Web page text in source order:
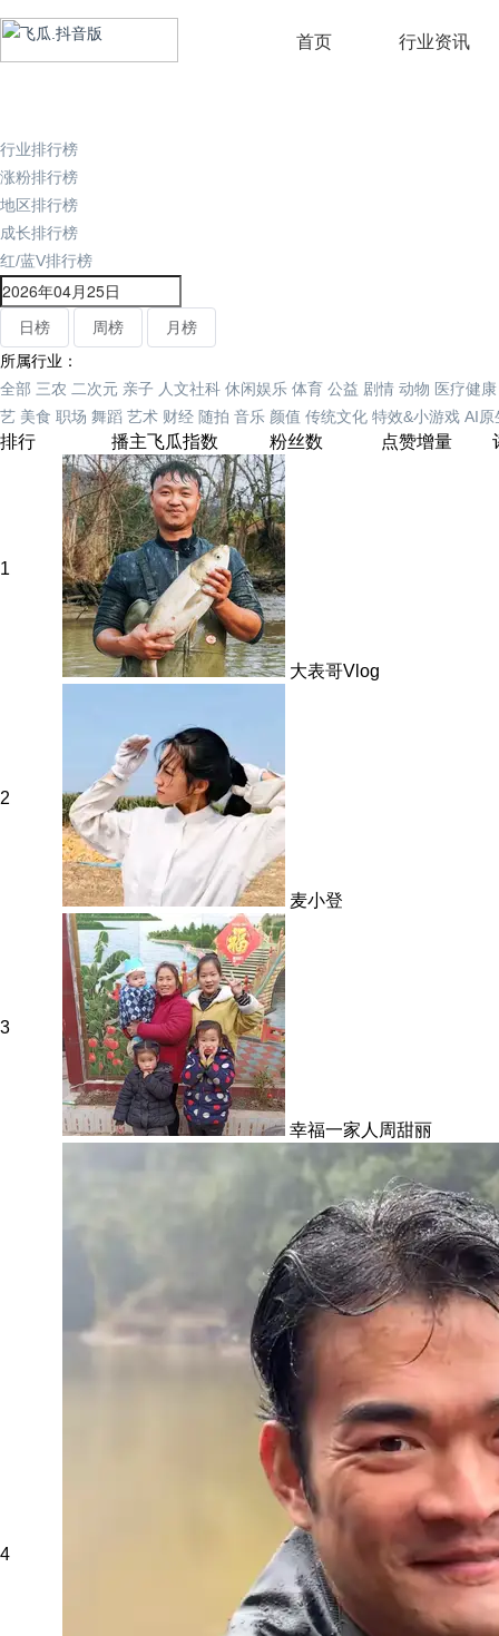
首页 行业资讯
行业排行榜
涨粉排行榜
地区排行榜
成长排行榜
红/蓝V排行榜
日榜 周榜
月榜
所属行业：
全部 三农 二次元 亲子 人文社科 休闲娱乐 体育 公益 剧情 动物 医疗健康
艺 美食 职场 舞蹈 艺术 财经 随拍 音乐 颜值 传统文化 特效&小游戏 AI原
排行 播主飞瓜指数 粉丝数 点赞增量
1
大表哥Vlog
2
麦小登
3
幸福一家人周甜丽
4